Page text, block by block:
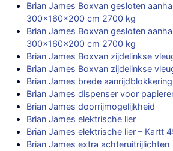
Brian James Boxvan gesloten
300x160x200 cm 2700 kg
Brian James Boxvan gesloten
300x160x200 cm 2700 kg
Brian James Boxvan zijdelinkse
Brian James Boxvan zijdelinkse
Brian James brede
Brian James dispenser voor
Brian James doorrijmogelijkheid
Brian James elektrische lier
Brian James elektrische lier – Kartt
Brian James extra achteruitrijlichten